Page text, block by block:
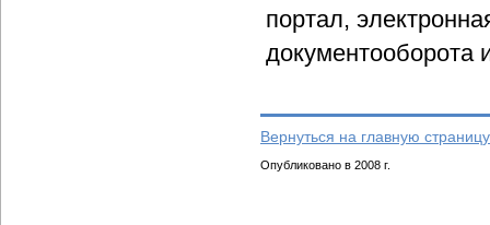
портал,
документооборота
Вернуться на главную
Опубликовано в 2008 г.